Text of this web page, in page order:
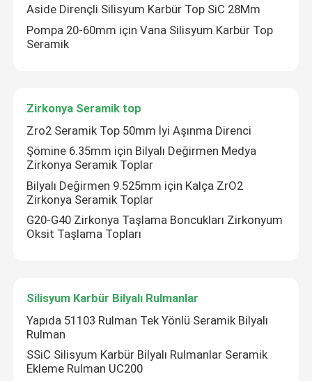
Zirkonya Seramik top
Silikon nitrür bilyalı rulman
Zirkonya Seramik Rulman
Mekanik Sızdırmazlık
Aside Dirençli Silisyum Karbür Top SiC 28Mm
Pompa 20-60mm için Vana Silisyum Karbür Top
Seramik
Zirkonya Seramik top
Zro2 Seramik Top 50mm İyi Aşınma Direnci
Şömine 6.35mm için Bilyalı Değirmen Medya
Zirkonya Seramik Toplar
Bilyalı Değirmen 9.525mm için Kalça ZrO2
Zirkonya Seramik Toplar
G20-G40 Zirkonya Taşlama Boncukları Zirkonyum
Oksit Taşlama Topları
Silisyum Karbür Bilyalı Rulmanlar
Yapıda 51103 Rulman Tek Yönlü Seramik Bilyalı
Rulman
SSiC Silisyum Karbür Bilyalı Rulmanlar Seramik
Ekleme Rulman UC200